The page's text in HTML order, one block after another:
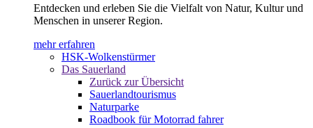
Entdecken und erleben Sie die Vielfalt von Natur, Kultur und
Menschen in unserer Region.
mehr erfahren
HSK-Wolkenstürmer
Das Sauerland
Zurück zur Übersicht
Sauerlandtourismus
Naturparke
Roadbook für Motorrad fahrer